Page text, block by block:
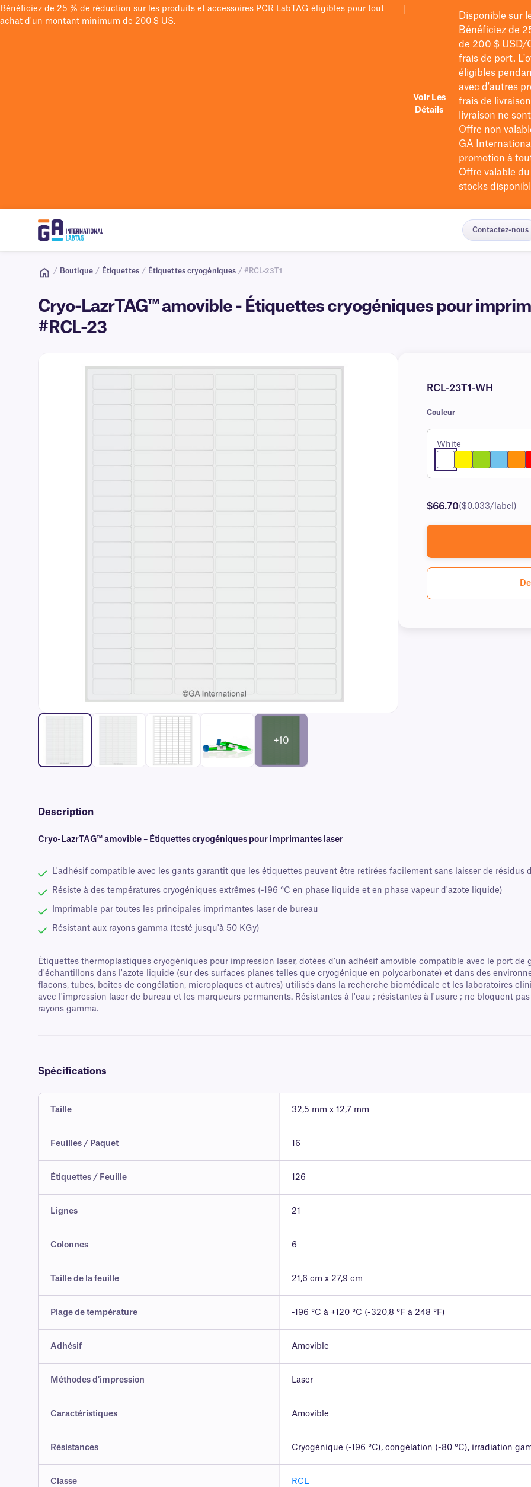
Bénéficiez de 25 % de réduction sur les produits et accessoires PCR LabTAG éligibles pour tout
achat d'un montant minimum de 200 $ US.
Voir Les
Détails
Disponible sur
Bénéficiez de
de 200 $USD/
frais de port.
éligibles
avec d'autres
frais de
livraison ne
Offre non
GA
promotion à
Offre valable
stocks
Contactez-nous
/ Boutique / Étiquettes / Étiquettes cryogéniques / #RCL-23T1
Cryo-LazrTAG™ amovible - Étiquettes cryogéniques pour
#RCL-23
+10
RCL-23T1-WH
Couleur
White
$66.70($0.033/label)
Description
Cryo-LazrTAG™ amovible – Étiquettes cryogéniques pour imprimantes laser
L'adhésif compatible avec les gants garantit que les étiquettes peuvent être retirées facilement sans laisser de résidus
Résiste à des températures cryogéniques extrêmes (-196 °C en phase liquide et en phase vapeur d'azote liquide)
Imprimable par toutes les principales imprimantes laser de bureau
Résistant aux rayons gamma (testé jusqu'à 50 KGy)
Étiquettes thermoplastiques cryogéniques pour impression laser, dotées d'un adhésif amovible compatible avec le port de
d'échantillons dans l'azote liquide (sur des surfaces planes telles que cryogénique en polycarbonate) et dans des
flacons, tubes, boîtes de congélation, microplaques et autres) utilisés dans la recherche biomédicale et les laboratoires
avec l'impression laser de bureau et les marqueurs permanents. Résistantes à l'eau ; résistantes à l'usure ; ne bloquent
rayons gamma.
Spécifications
Taille 32,5 mm x 12,7 mm
Feuilles / Paquet 16
Étiquettes / Feuille 126
Lignes 21
Colonnes 6
Taille de la feuille 21,6 cm x 27,9 cm
Plage de température -196 °C à +120 °C (-320,8 °F à 248 °F)
Adhésif Amovible
Méthodes d'impression Laser
Caractéristiques Amovible
Résistances Cryogénique (-196 °C), congélation (-80 °C), irradiation
Classe RCL